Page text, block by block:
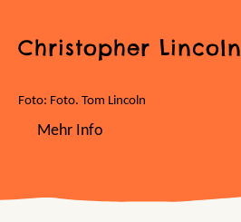
Christopher Lincoln
Foto: Foto. Tom Lincoln
Mehr Info